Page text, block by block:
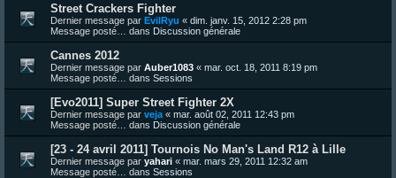
Street Crackers Fighter
Dernier message par EvilRyu « dim. janv. 15, 2012 2:28 pm
Message posté… dans Discussion générale
Cannes 2012
Dernier message par Auber1083 « mar. oct. 18, 2011 8:19 pm
Message posté… dans Sessions
[Evo2011] Super Street Fighter 2X
Dernier message par veja « mar. août 02, 2011 12:43 pm
Message posté… dans Discussion générale
[23 - 24 avril 2011] Tournois No Man's Land R12 à Lille
Dernier message par yahari « mar. mars 29, 2011 12:32 am
Message posté… dans Sessions